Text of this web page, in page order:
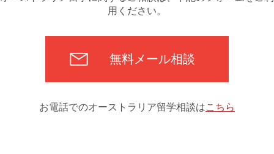
用ください。
無料メール相談
お電話でのオーストラリア留学相談はこちら